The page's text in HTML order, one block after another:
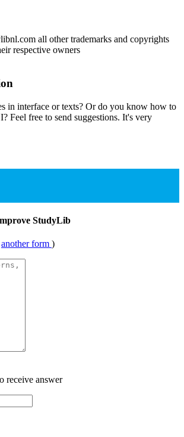
all other trademarks and copyrights
respective owners
in interface or texts? Or do you know how to
Feel free to send suggestions. It's very
StudyLib
another form )
receive answer